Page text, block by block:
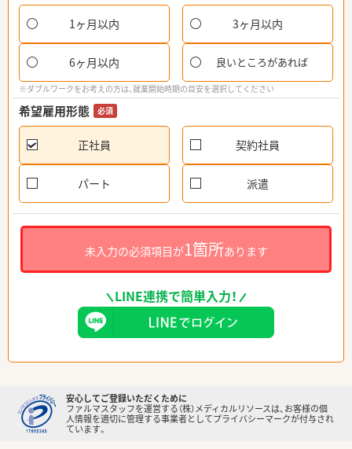
1ヶ月以内 3ヶ月以内
6ヶ月以内 良いところがあれば
※ダブルワークをお考えの方は、就業開始時期の目安を選択してください
希望雇用形態 必須
正社員 契約社員
パート 派遣
未入力の必須項目が1箇所あります
LINE連携で簡単入力！
安心してご登録いただくために
ファルマスタッフを運営する（株）メディカルリソースは、お客様の個
人情報を適切に管理する事業者としてプライバシーマークが付与され
ています。